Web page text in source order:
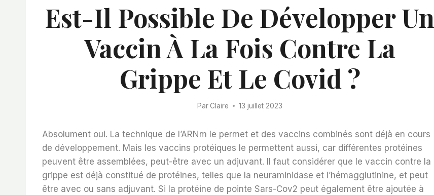
Est-Il Possible De Développer Un
Vaccin À La Fois Contre La
Grippe Et Le Covid ?
Par Claire 13 juillet 2023
Absolument oui. La technique de l’ARNm le permet et des vaccins combinés sont déjà en cours
de développement. Mais les vaccins protéiques le permettent aussi, car différentes protéines
peuvent être assemblées, peut-être avec un adjuvant. Il faut considérer que le vaccin contre la
grippe est déjà constitué de protéines, telles que la neuraminidase et l’hémagglutinine, et peut
être avec ou sans adjuvant. Si la protéine de pointe Sars-Cov2 peut également être ajoutée à